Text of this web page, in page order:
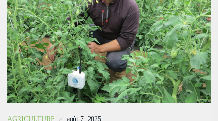
AGRICULTURE août 7, 2025